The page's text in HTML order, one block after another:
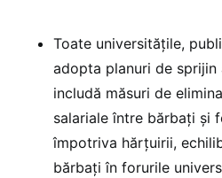
Toate universitățile,
adopta planuri de sprijin
includă măsuri de
salariale între bărbați și
împotriva hărțuirii,
bărbați în forurile